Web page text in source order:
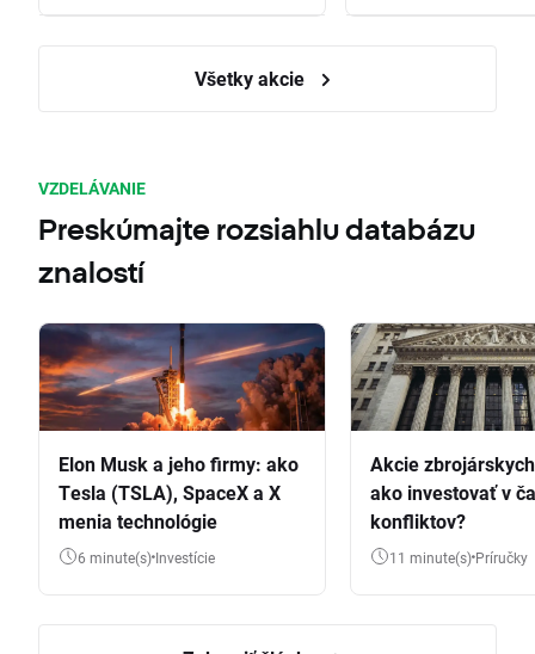
Všetky akcie
VZDELÁVANIE
Preskúmajte rozsiahlu databázu
znalostí
Elon Musk a jeho firmy: ako
Tesla (TSLA), SpaceX a X
menia technológie
6 minute(s) Investície
Akcie
ako investovať v
konfliktov?
11 minute(s) Príručky